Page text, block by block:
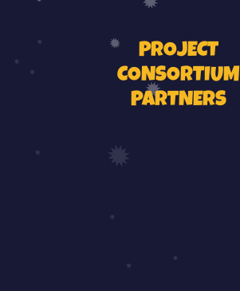
PROJECT
CONSORTIUM
PARTNERS